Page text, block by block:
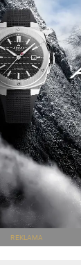
REKLAMA